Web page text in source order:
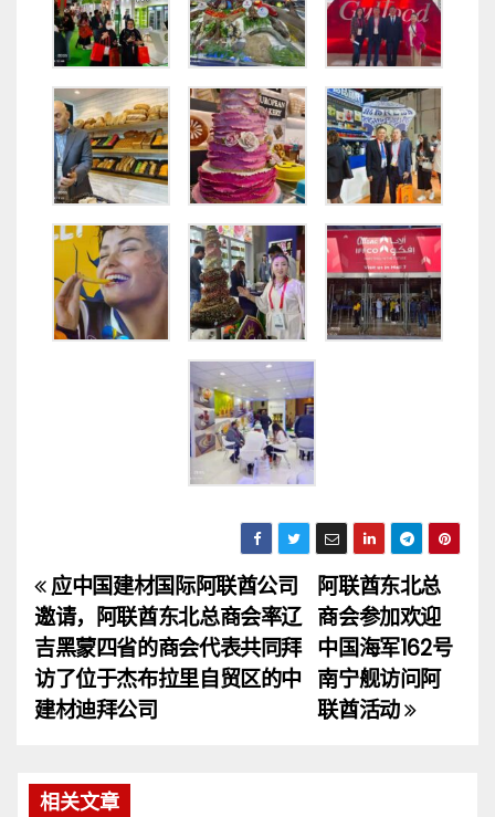
文
章
导
阿联酋东北总
商会参加欢迎
中国海军162号
南宁舰访问阿
联酋活动
应中国建材国际阿联酋公司
邀请，阿联酋东北总商会率辽
吉黑蒙四省的商会代表共同拜
访了位于杰布拉里自贸区的中
建材迪拜公司
相关文章